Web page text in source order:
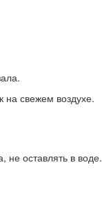
на свежем воздухе.
не оставлять в воде.